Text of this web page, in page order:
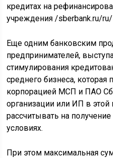
кредитах на
учреждения /sberbank.ru/
Еще одним банковским
предпринимателей,
стимулирования
среднего бизнеса,
корпорацией МСП и ПАО
организации или ИП в
рассчитывать на
условиях.
При этом максимальная